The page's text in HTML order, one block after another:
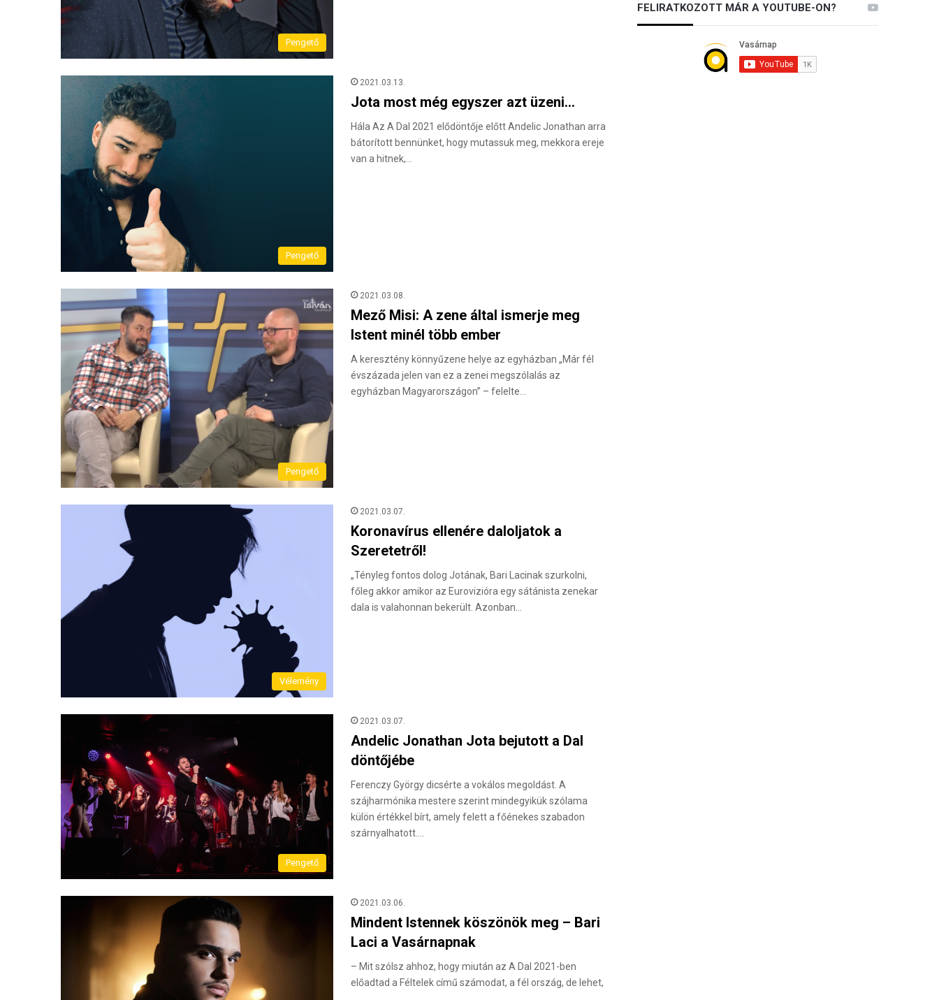
Pengető
Pengető
2021.03.13.
Jota most még egyszer azt üzeni…
Hála Az A Dal 2021 elődöntője előtt Andelic Jonathan arra
bátorított bennünket, hogy mutassuk meg, mekkora ereje
van a hitnek,…
Pengető
2021.03.08.
Mező Misi: A zene által ismerje meg
Istent minél több ember
A keresztény könnyűzene helye az egyházban „Már fél
évszázada jelen van ez a zenei megszólalás az
egyházban Magyarországon” – felelte…
Vélemény
2021.03.07.
Koronavírus ellenére daloljatok a
Szeretetről!
„Tényleg fontos dolog Jotának, Bari Lacinak szurkolni,
főleg akkor amikor az Eurovizióra egy sátánista zenekar
dala is valahonnan bekerült. Azonban…
Pengető
2021.03.07.
Andelic Jonathan Jota bejutott a Dal
döntőjébe
Ferenczy György dicsérte a vokálos megoldást. A
szájharmónika mestere szerint mindegyikük szólama
külön értékkel bírt, amely felett a főénekes szabadon
szárnyalhatott.…
2021.03.06.
Mindent Istennek köszönök meg – Bari
Laci a Vasárnapnak
– Mit szólsz ahhoz, hogy miután az A Dal 2021-ben
előadtad a Féltelek című számodat, a fél ország, de lehet,
FELIRATKOZOTT MÁR A YOUTUBE-ON?